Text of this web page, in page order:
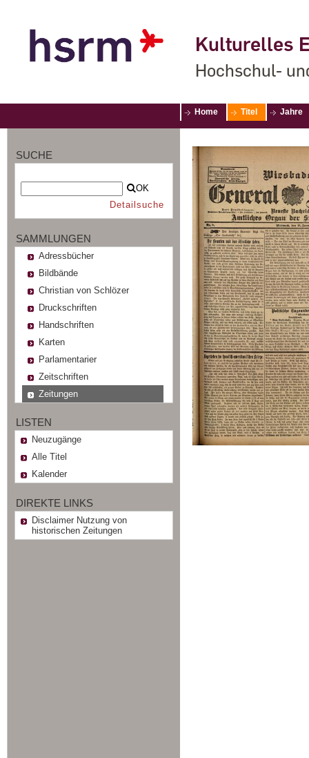
Kulturelles
Hochschul-
Home Titel Jahre
SUCHE
OK
Detailsuche
SAMMLUNGEN
Adressbücher
Bildbände
Christian von Schlözer
Druckschriften
Handschriften
Karten
Parlamentarier
Zeitschriften
Zeitungen
LISTEN
Neuzugänge
Alle Titel
Kalender
DIREKTE LINKS
Disclaimer Nutzung von
historischen Zeitungen